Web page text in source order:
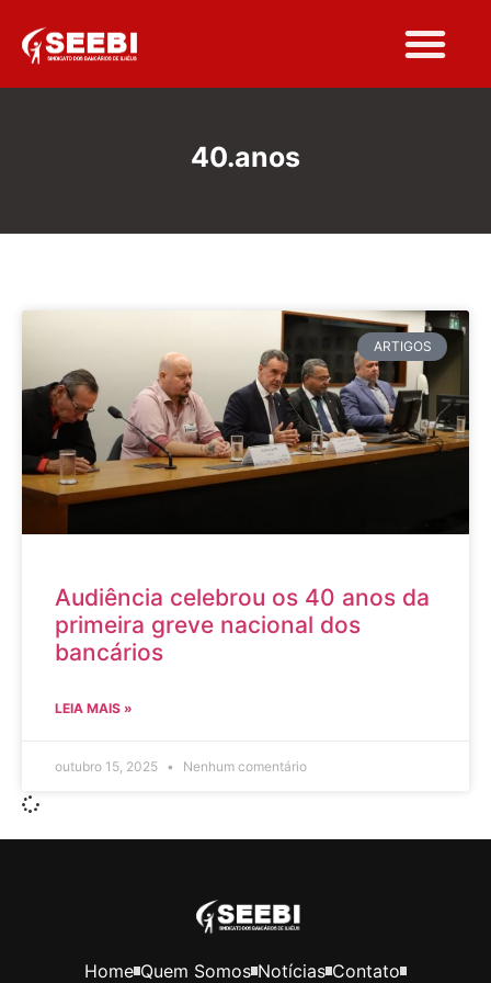
40.anos
ARTIGOS
Audiência celebrou os 40 anos da
primeira greve nacional dos
bancários
LEIA MAIS »
outubro 15, 2025 Nenhum comentário
Home Quem Somos Notícias Contato